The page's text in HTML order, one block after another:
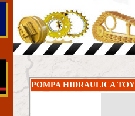
POMPA HIDRAULICA